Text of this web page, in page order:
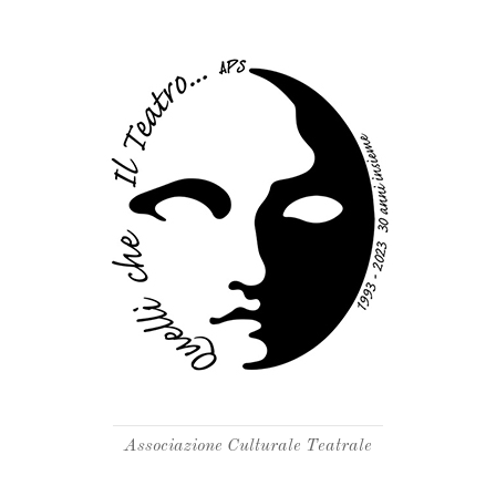
Associazione Culturale Teatrale